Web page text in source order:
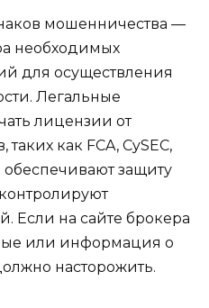
мошенничества —
необходимых
для осуществления
Легальные
лицензии от
как FCA, CySEC,
обеспечивают защиту
Если на сайте брокера
или информация о
насторожить.